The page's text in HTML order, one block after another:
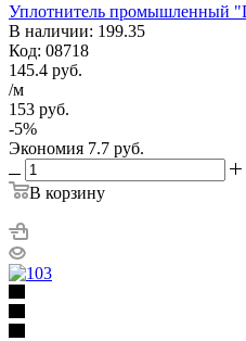
Уплотнитель промышленный
В наличии: 199.35
Код: 08718
145.4 руб.
/м
153 руб.
-5%
Экономия 7.7 руб.
В корзину